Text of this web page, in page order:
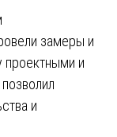
замеры и
и
и